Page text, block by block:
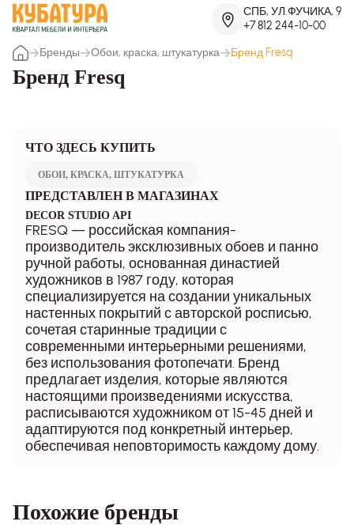
СПБ, УЛ.ФУЧИКА, 9
+7 812 244-10-00
Бренды
Обои, краска, штукатурка Бренд Fresq
Бренд Fresq
ЧТО ЗДЕСЬ КУПИТЬ
ОБОИ, КРАСКА, ШТУКАТУРКА
ПРЕДСТАВЛЕН В МАГАЗИНАХ
DECOR STUDIO API
FRESQ — российская компания-
производитель эксклюзивных обоев и панно
ручной работы, основанная династией
художников в 1987 году, которая
специализируется на создании уникальных
настенных покрытий с авторской росписью,
сочетая старинные традиции с
современными интерьерными решениями,
без использования фотопечати. Бренд
предлагает изделия, которые являются
настоящими произведениями искусства,
расписываются художником от 15-45 дней и
адаптируются под конкретный интерьер,
обеспечивая неповторимость каждому дому.
Похожие бренды